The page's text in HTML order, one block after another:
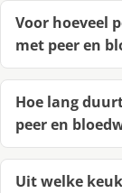
Voor hoeveel
met peer en
Hoe lang
peer en
Uit welke